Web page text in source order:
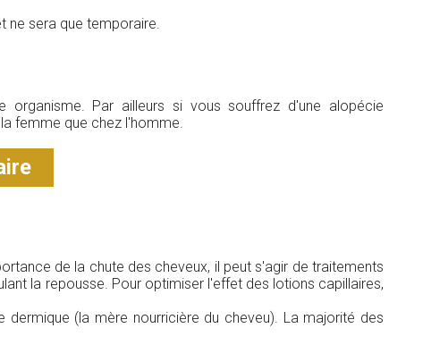
ne sera que temporaire.
Par ailleurs si vous souffrez d'une alopécie
femme que chez l'homme.
de la chute des cheveux, il peut s'agir de traitements
la repousse. Pour optimiser l'effet des lotions capillaires,
(la mère nourricière du cheveu). La majorité des